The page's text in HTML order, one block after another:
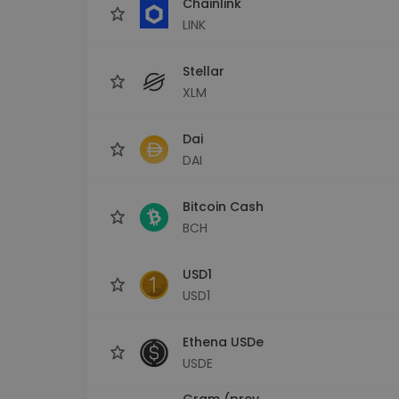
LINK
Stellar
XLM
Dai
DAI
Bitcoin Cash
BCH
USD1
USD1
Ethena USDe
USDE